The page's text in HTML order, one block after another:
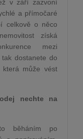
v září zazvoní
a přímočaré
celkově o něco
získá
mezi
dostanete do
která může vést
nechte na
běháním po